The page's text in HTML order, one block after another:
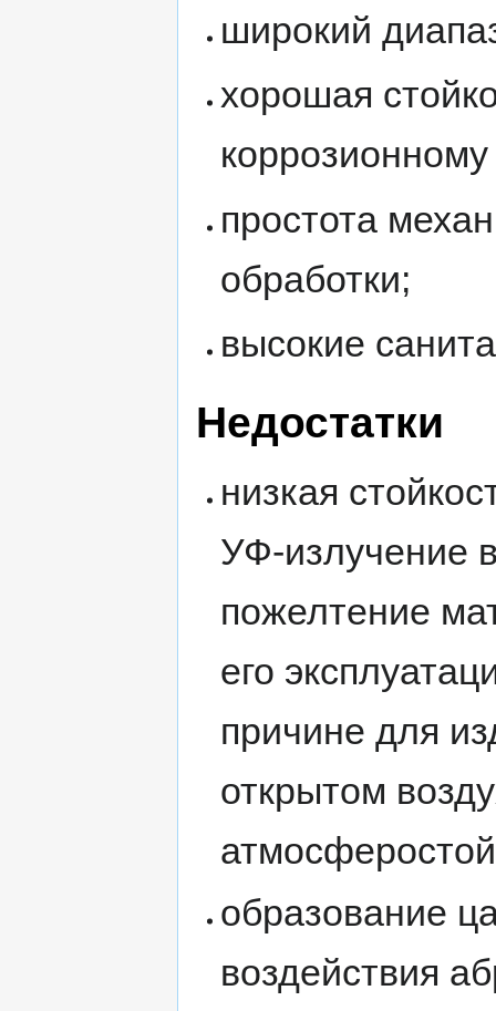
широкий
хорошая
простота
обработки;
высокие
Недостатки
низкая
УФ-излучение
пожелтение
его
причине для
открытом
образование
воздействия